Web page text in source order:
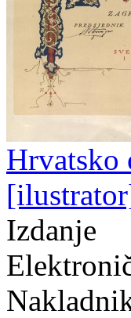
Hrvatsko
Izdanje